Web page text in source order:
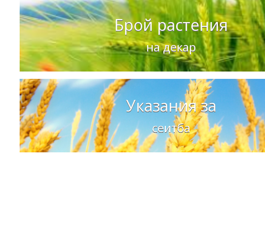
Брой растения
на декар
Указания за
сеитба